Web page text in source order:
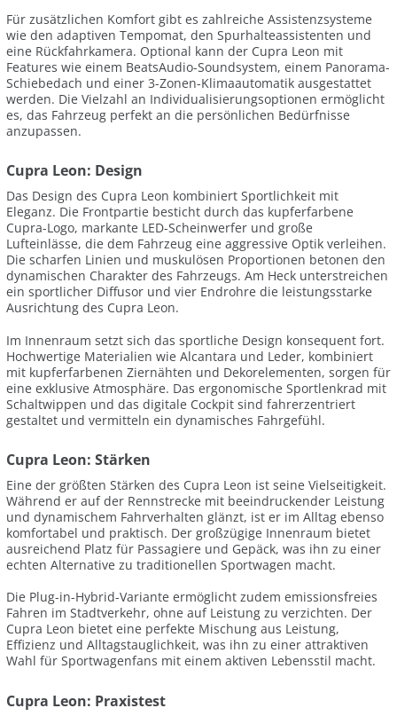
Für zusätzlichen Komfort gibt es zahlreiche Assistenzsysteme
wie den adaptiven Tempomat, den Spurhalteassistenten und
eine Rückfahrkamera. Optional kann der Cupra Leon mit
Features wie einem BeatsAudio-Soundsystem, einem Panorama-
Schiebedach und einer 3-Zonen-Klimaautomatik ausgestattet
werden. Die Vielzahl an Individualisierungsoptionen ermöglicht
es, das Fahrzeug perfekt an die persönlichen Bedürfnisse
anzupassen.
Cupra Leon: Design
Das Design des Cupra Leon kombiniert Sportlichkeit mit
Eleganz. Die Frontpartie besticht durch das kupferfarbene
Cupra-Logo, markante LED-Scheinwerfer und große
Lufteinlässe, die dem Fahrzeug eine aggressive Optik verleihen.
Die scharfen Linien und muskulösen Proportionen betonen den
dynamischen Charakter des Fahrzeugs. Am Heck unterstreichen
ein sportlicher Diffusor und vier Endrohre die leistungsstarke
Ausrichtung des Cupra Leon.
Im Innenraum setzt sich das sportliche Design konsequent fort.
Hochwertige Materialien wie Alcantara und Leder, kombiniert
mit kupferfarbenen Ziernähten und Dekorelementen, sorgen für
eine exklusive Atmosphäre. Das ergonomische Sportlenkrad mit
Schaltwippen und das digitale Cockpit sind fahrerzentriert
gestaltet und vermitteln ein dynamisches Fahrgefühl.
Cupra Leon: Stärken
Eine der größten Stärken des Cupra Leon ist seine Vielseitigkeit.
Während er auf der Rennstrecke mit beeindruckender Leistung
und dynamischem Fahrverhalten glänzt, ist er im Alltag ebenso
komfortabel und praktisch. Der großzügige Innenraum bietet
ausreichend Platz für Passagiere und Gepäck, was ihn zu einer
echten Alternative zu traditionellen Sportwagen macht.
Die Plug-in-Hybrid-Variante ermöglicht zudem emissionsfreies
Fahren im Stadtverkehr, ohne auf Leistung zu verzichten. Der
Cupra Leon bietet eine perfekte Mischung aus Leistung,
Effizienz und Alltagstauglichkeit, was ihn zu einer attraktiven
Wahl für Sportwagenfans mit einem aktiven Lebensstil macht.
Cupra Leon: Praxistest